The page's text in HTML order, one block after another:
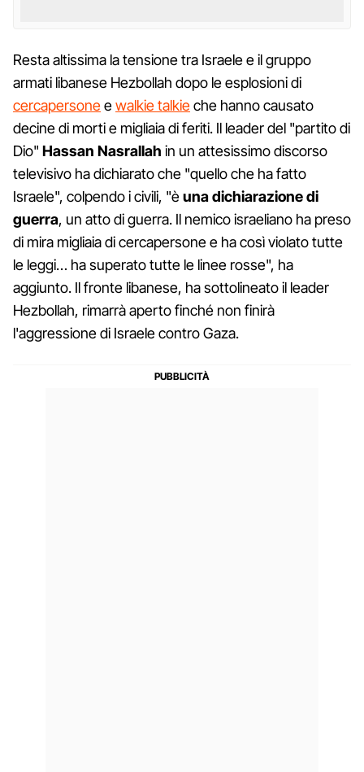
Resta altissima la tensione tra Israele e il gruppo
armati libanese Hezbollah dopo le esplosioni di
cercapersoneewalkie talkieche hanno causato
decine di morti e migliaia di feriti. Il leader del "partito di
Dio" Hassan Nasrallah in un attesissimo discorso
televisivo ha dichiarato che "quello che ha fatto
Israele", colpendo i civili, "èuna dichiarazione di
guerra, un atto di guerra. Il nemico israeliano ha preso
di mira migliaia di cercapersone e ha così violato tutte
le leggi… ha superato tutte le linee rosse", ha
aggiunto. Il fronte libanese, ha sottolineato il leader
Hezbollah, rimarrà aperto finché non finirà
l'aggressione di Israele contro Gaza.